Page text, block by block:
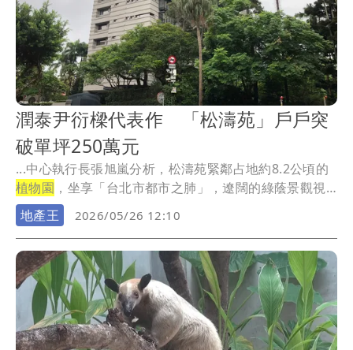
潤泰尹衍樑代表作 「松濤苑」戶戶突
破單坪250萬元
...中心執行長張旭嵐分析，松濤苑緊鄰占地約8.2公頃的
植物園 ，坐享「台北市都市之肺」，遼闊的綠蔭景觀視
野...
地產王 2026/05/26 12:10